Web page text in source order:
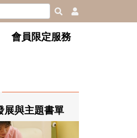
會員限定服務
展與主題書單